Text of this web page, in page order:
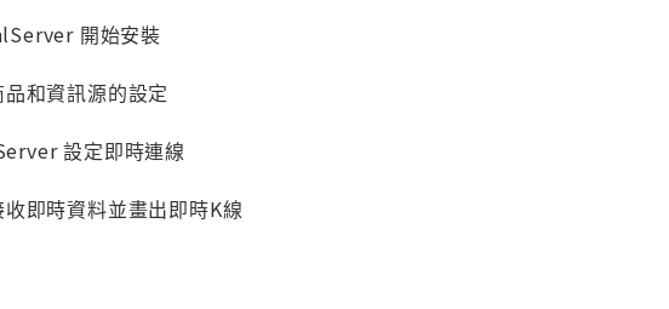
開始安裝
和資訊源的設定
設定即時連線
即時資料並畫出即時K線